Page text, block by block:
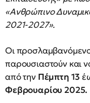
«Ανθρώπινο
2021-2027».
Οι
παρουσιαστούν και
από την Πέμπτη 13
Φεβρουαρίου 2025.